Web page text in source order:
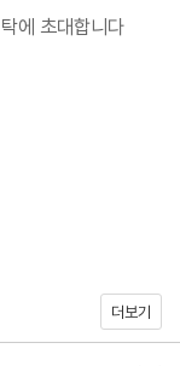
한 지 이제 4년 차
겁게 먹고, 더 재밌
궁금해집니다. 요리
서 즐겁다고 말하
시에 있습니다. 비
고 그녀가 종종 해
다
에 초대합니다
더보기